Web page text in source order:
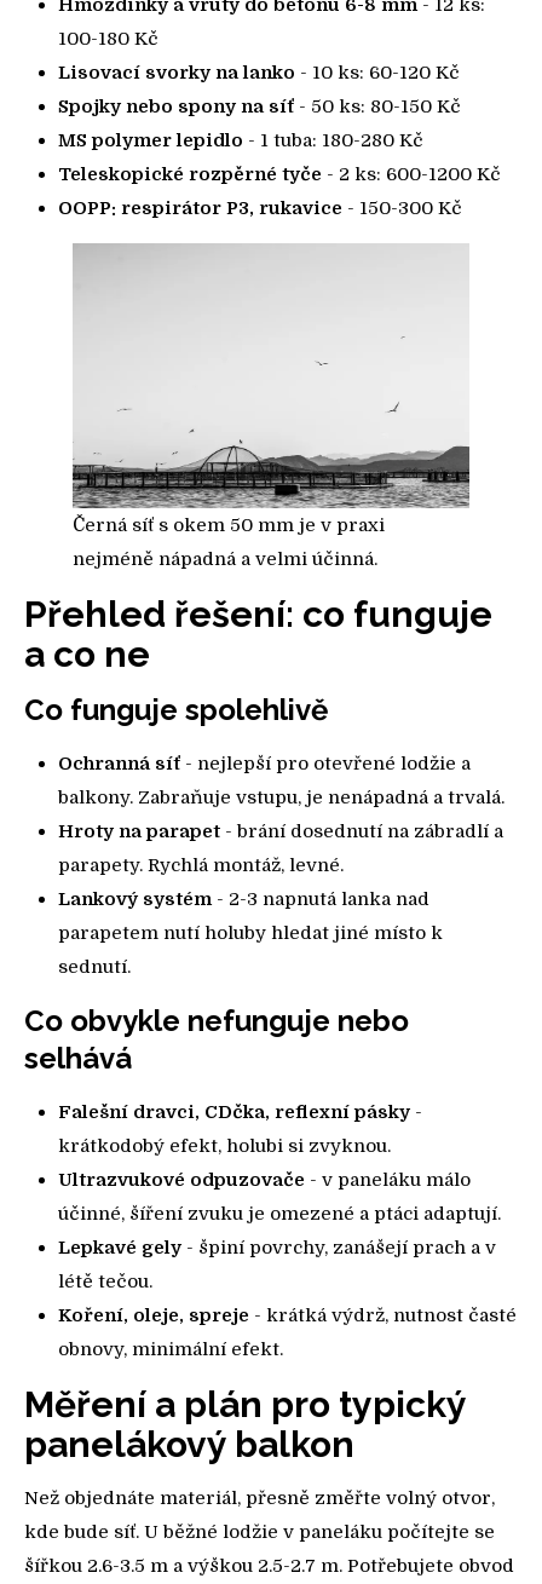
Hmoždinky a vruty do betonu 6-8 mm- 12 ks:
100-180 Kč
Lisovací svorky na lanko - 10 ks: 60-120 Kč
Spojky nebo spony na síť - 50 ks: 80-150 Kč
MS polymer lepidlo - 1 tuba: 180-280 Kč
Teleskopické rozpěrné tyče - 2 ks: 600-1200 Kč
OOPP: respirátor P3, rukavice - 150-300 Kč
Černá síť s okem 50 mm je v praxi
nejméně nápadná a velmi účinná.
Přehled řešení: co funguje
a co ne
Co funguje spolehlivě
Ochranná síť - nejlepší pro otevřené lodžie a
balkony. Zabraňuje vstupu, je nenápadná a trvalá.
Hroty na parapet - brání dosednutí na zábradlí a
parapety. Rychlá montáž, levné.
Lankový systém- 2-3 napnutá lanka nad
parapetem nutí holuby hledat jiné místo k
sednutí.
Co obvykle nefunguje nebo
selhává
Falešní dravci, CDčka, reflexní pásky -
krátkodobý efekt, holubi si zvyknou.
Ultrazvukové odpuzovače - v paneláku málo
účinné, šíření zvuku je omezené a ptáci adaptují.
Lepkavé gely - špiní povrchy, zanášejí prach a v
létě tečou.
Koření, oleje, spreje - krátká výdrž, nutnost časté
obnovy, minimální efekt.
Měření a plán pro typický
panelákový balkon
Než objednáte materiál, přesně změřte volný otvor,
kde bude síť. U běžné lodžie v paneláku počítejte se
šířkou 2.6-3.5 m a výškou 2.5-2.7 m. Potřebujete obvod